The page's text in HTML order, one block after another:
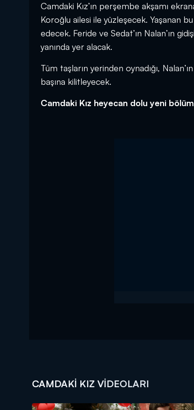
Camdaki Kız’ın perşembe akşamı
Koroğlu ailesi ile yüzleşecek. Yaşanan
edecek. Feride ve Sedat’ın Nalan’ın
yanında yer alacak.
Tüm taşların yerinden oynadığı,
başına kilitleyecek.
Camdaki Kız heyecan dolu yeni
CAMDAKI KIZ VIDEOLARI